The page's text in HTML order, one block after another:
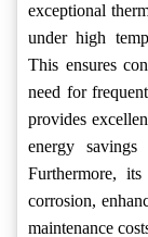
exceptional
under high
This ensures
need for
provides
energy
Furthermore,
corrosion,
maintenance